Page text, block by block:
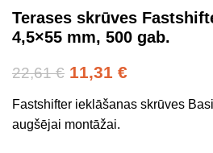
Terases skrūves
4,5×55 mm, 500 gab.
22,61€ 11,31 €
Fastshifter ieklāšanas skrūves
augšējai montāžai.